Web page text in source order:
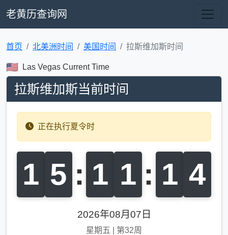
老黄历查询网
首页 北美洲时间 美国时间 拉斯维加斯时间
Las Vegas Current Time
拉斯维加斯当前时间
正在执行夏令时
1 5 : 1 1 : 1 4
2026年08月07日
星期五 第32周